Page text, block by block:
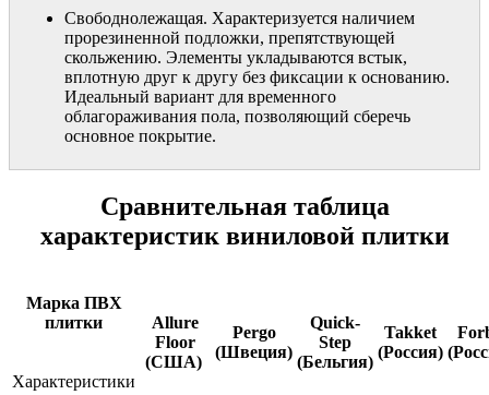
Свободнолежащая. Характеризуется наличием
прорезиненной подложки, препятствующей
скольжению. Элементы укладываются встык,
вплотную друг к другу без фиксации к основанию.
Идеальный вариант для временного
облагораживания пола, позволяющий сберечь
основное покрытие.
Сравнительная таблица
характеристик виниловой плитки
Марка ПВХ
плитки
Allure
Floor
(США)
Pergo
(Швеция)
Quick-
Step
(Бельгия)
Takket
(Россия)
Характеристики